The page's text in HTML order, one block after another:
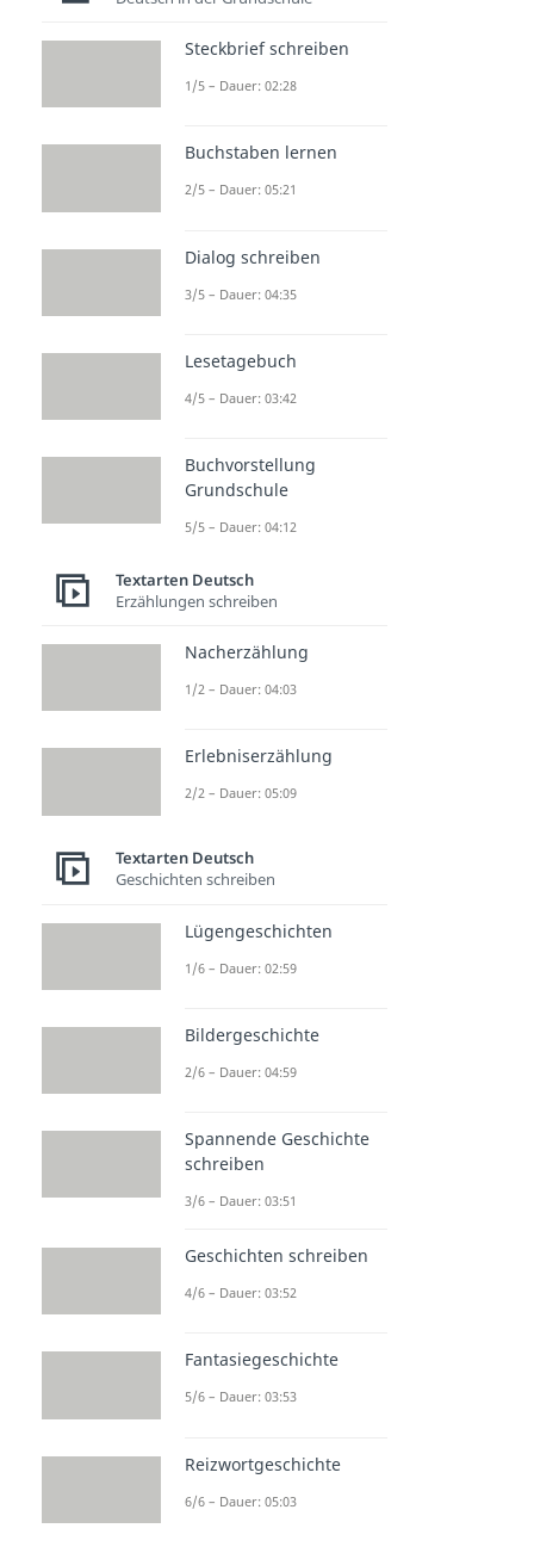
Steckbrief schreiben
1/5 – Dauer: 02:28
Buchstaben lernen
2/5 – Dauer: 05:21
Dialog schreiben
3/5 – Dauer: 04:35
Lesetagebuch
4/5 – Dauer: 03:42
Buchvorstellung
Grundschule
5/5 – Dauer: 04:12
Textarten Deutsch
Erzählungen schreiben
Nacherzählung
1/2 – Dauer: 04:03
Erlebniserzählung
2/2 – Dauer: 05:09
Textarten Deutsch
Geschichten schreiben
Lügengeschichten
1/6 – Dauer: 02:59
Bildergeschichte
2/6 – Dauer: 04:59
Spannende Geschichte
schreiben
3/6 – Dauer: 03:51
Geschichten schreiben
4/6 – Dauer: 03:52
Fantasiegeschichte
5/6 – Dauer: 03:53
Reizwortgeschichte
6/6 – Dauer: 05:03